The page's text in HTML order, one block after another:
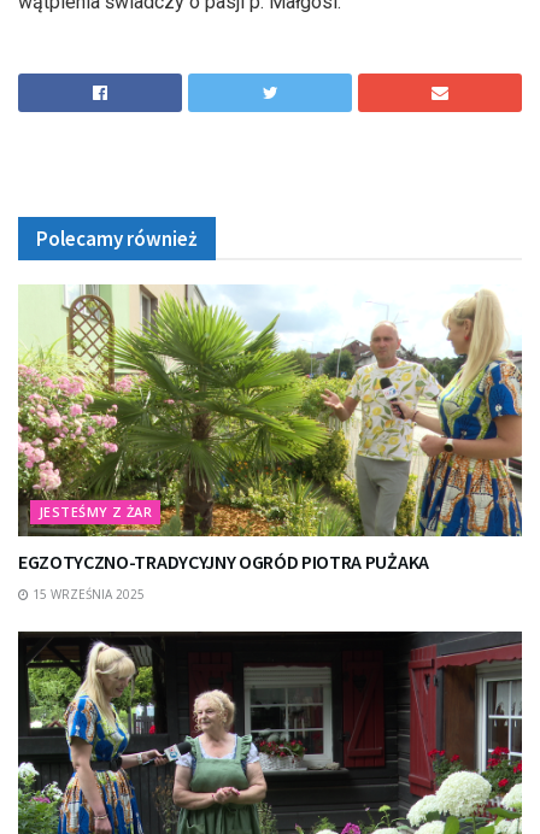
Polecamy również
JESTEŚMY Z ŻAR
EGZOTYCZNO-TRADYCYJNY OGRÓD PIOTRA PUŻAKA
15 WRZEŚNIA 2025